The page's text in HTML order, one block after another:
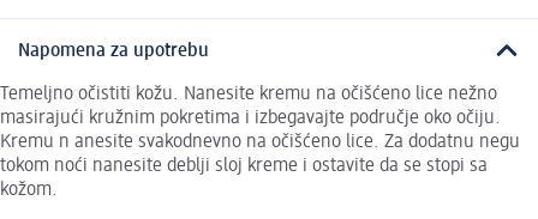
Napomena za upotrebu
Temeljno očistiti kožu. Nanesite kremu na očišćeno lice nežno
masirajući kružnim pokretima i izbegavajte područje oko očiju.
Kremu n anesite svakodnevno na očišćeno lice. Za dodatnu negu
tokom noći nanesite deblji sloj kreme i ostavite da se stopi sa
kožom.